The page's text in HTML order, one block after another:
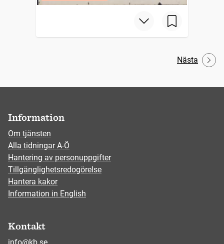
Nästa
Information
Om tjänsten
Alla tidningar A-Ö
Hantering av personuppgifter
Tillgänglighetsredogörelse
Hantera kakor
Information in English
Kontakt